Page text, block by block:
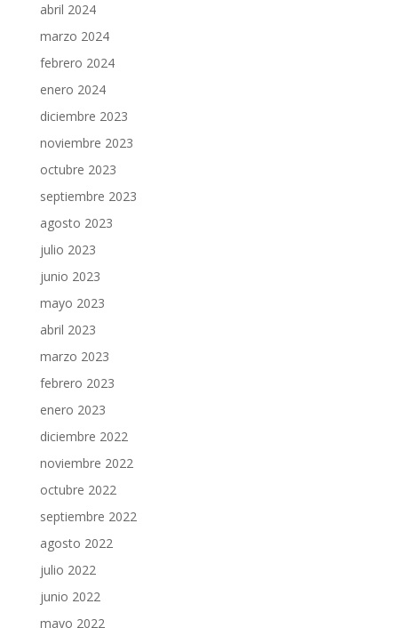
abril 2024
marzo 2024
febrero 2024
enero 2024
diciembre 2023
noviembre 2023
octubre 2023
septiembre 2023
agosto 2023
julio 2023
junio 2023
mayo 2023
abril 2023
marzo 2023
febrero 2023
enero 2023
diciembre 2022
noviembre 2022
octubre 2022
septiembre 2022
agosto 2022
julio 2022
junio 2022
mayo 2022